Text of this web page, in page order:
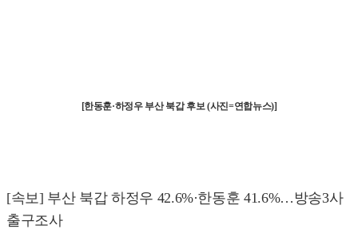
[한동훈·하정우 부산 북갑 후보 (사진=연합뉴스)]
[속보] 부산 북갑 하정우 42.6%·한동훈 41.6%…방송3사
출구조사